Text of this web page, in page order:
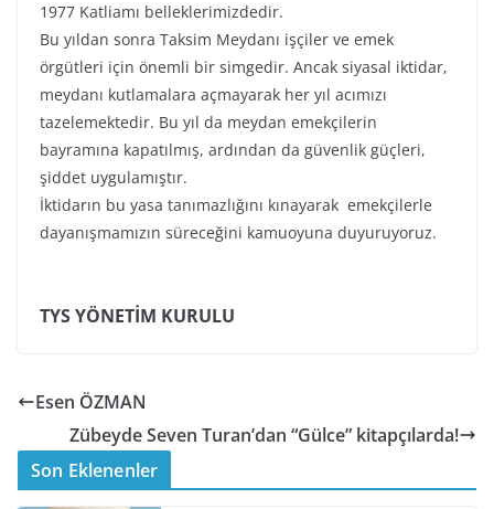
1977 Katliamı belleklerimizdedir.
Bu yıldan sonra Taksim Meydanı işçiler ve emek
örgütleri için önemli bir simgedir. Ancak siyasal iktidar,
meydanı kutlamalara açmayarak her yıl acımızı
tazelemektedir. Bu yıl da meydan emekçilerin
bayramına kapatılmış, ardından da güvenlik güçleri,
şiddet uygulamıştır.
İktidarın bu yasa tanımazlığını kınayarak emekçilerle
dayanışmamızın süreceğini kamuoyuna duyuruyoruz.
TYS YÖNETİM KURULU
Esen ÖZMAN
Zübeyde Seven Turan’dan “Gülce” kitapçılarda!
Son Eklenenler